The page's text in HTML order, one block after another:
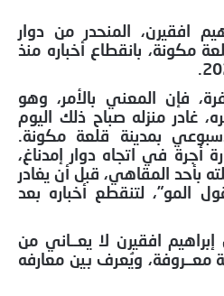
افقيرن، المنحدر من دوار
مكونة، بانقطاع أخباره منذ
فإن المعني بالأمر، وهو
غادر منزله صباح ذلك اليوم
بمدينة قلعة مكونة.
أجرة في اتجاه دوار إمدناغ،
بأحد المقاهي، قبل أن يغادر
المو”، لتنقطع أخباره بعد
افقيرن لا يعــاني من
معــروفة، ويُعرف بين معارفه